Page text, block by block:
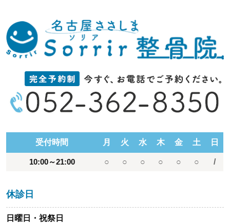
受付時間 月 火 水 木 金 土 日
10:00～21:00 ○ ○ ○ ○ ○ ○ /
休診日
日曜日・祝祭日